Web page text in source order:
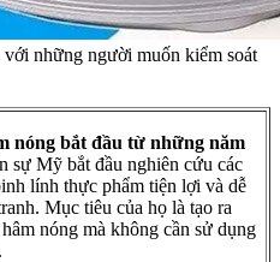
những người muốn kiểm soát
nóng bắt đầu từ những năm
sự Mỹ bắt đầu nghiên cứu các
lính thực phẩm tiện lợi và dễ
Mục tiêu của họ là tạo ra
nóng mà không cần sử dụng